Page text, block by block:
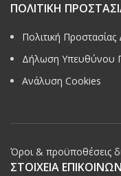
ΠΟΛΙΤΙΚΗ
Πολιτική
Δήλωση Υπευθύνου
Ανάλυση Cookies
Όροι & προϋποθέσεις
ΣΤΟΙΧΕΙΑ